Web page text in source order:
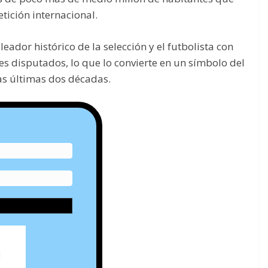
internacional.
histórico de la selección y el futbolista con
disputados, lo que lo convierte en un símbolo del
últimas dos décadas.